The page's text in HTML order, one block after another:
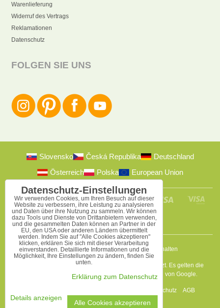
Warenlieferung
Widerruf des Vertrags
Reklamationen
Datenschutz
FOLGEN SIE UNS
Slovensko Česká Republika
Deutschland
Österreich
Polska European Union
2009-2026 © Bomba s.r.o.Alle Rechte vorbehalten
Diese Seite ist durch reCAPTCHA und Google geschützt. Es gelten die
Datenschutzbestimmungena Nutzungsbedingungen von Google.
Erklärung zum Datenschutz AGB
Website erstellt mit:BiznisWeb.sk
Datenschutz-Einstellungen
Wir verwenden Cookies, um Ihren Besuch auf dieser
Website zu verbessern, ihre Leistung zu analysieren
und Daten über ihre Nutzung zu sammeln. Wir können
dazu Tools und Dienste von Drittanbietern verwenden,
und die gesammelten Daten können an Partner in der
EU, den USA oder anderen Ländern übermittelt
werden. Indem Sie auf "Alle Cookies akzeptieren"
klicken, erklären Sie sich mit dieser Verarbeitung
einverstanden. Detaillierte Informationen und die
Möglichkeit, Ihre Einstellungen zu ändern, finden Sie
unten.
Erklärung zum Datenschutz
Details anzeigen
Alle Cookies akzeptieren